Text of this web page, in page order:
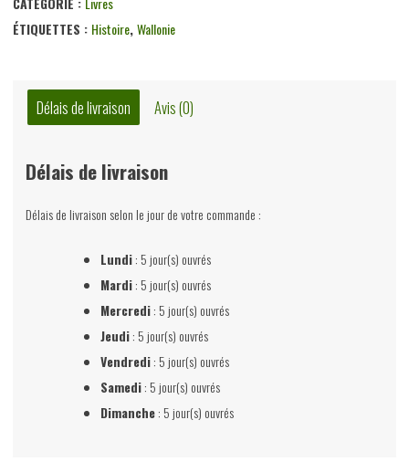
terre
Rousseau,
institut
Destrée,
1960
ÉTIQUETTES : Histoire,Wallonie
Délais de livraison Avis (0)
Délais de livraison
Délais de livraison selon le jour de votre commande :
Lundi: 5 jour(s) ouvrés
Mardi: 5 jour(s) ouvrés
Mercredi: 5 jour(s) ouvrés
Jeudi: 5 jour(s) ouvrés
Vendredi: 5 jour(s) ouvrés
Samedi: 5 jour(s) ouvrés
Dimanche: 5 jour(s) ouvrés